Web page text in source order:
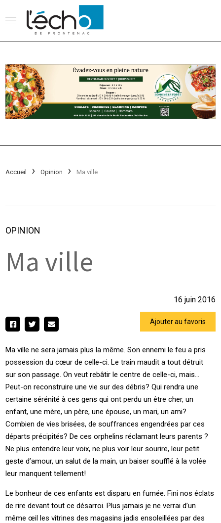
Accueil Opinion Ma ville
OPINION
Ma ville
16 juin 2016
Ajouter au favoris
Ma ville ne sera jamais plus la même. Son ennemi le feu a pris
possession du cœur de celle-ci. Le train maudit a tout détruit
sur son passage. On veut rebâtir le centre de celle-ci, mais…
Peut-on reconstruire une vie sur des débris? Qui rendra une
certaine sérénité à ces gens qui ont perdu un être cher, un
enfant, une mère, un père, une épouse, un mari, un ami?
Combien de vies brisées, de souffrances engendrées par ces
départs précipités? De ces orphelins réclamant leurs parents ?
Ne plus entendre leur voix, ne plus voir leur sourire, leur petit
geste d’amour, un salut de la main, un baiser soufflé à la volée
leur manquent tellement!
Le bonheur de ces enfants est disparu en fumée. Fini nos éclats
de rire devant tout ce désarroi. Plus jamais je ne verrai d’un
même œil les vitrines des magasins jadis ensoleillées par des